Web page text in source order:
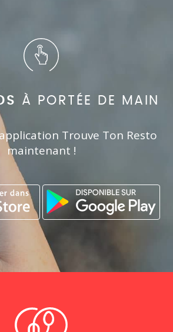
À PORTÉE DE MAIN
Trouve Ton Resto
maintenant !